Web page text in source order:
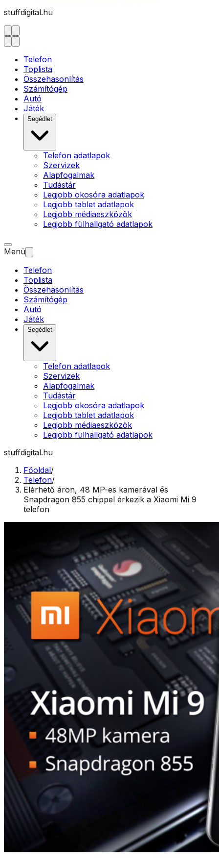
stuffdigital.hu
Telefon
Toplista
Összehasonlítás
Számítógép
Autó
Játék
Segédlet
Telefon adatlapok
Szervizek
Alapfogalmak
Tudástár
Legjobb okosóra adatlapok
Legjobb tablet adatlapok
Legjobb médiaeszközök
Legjobb fülhallgató adatlapok
Menü
Telefon
Toplista
Összehasonlítás
Számítógép
Autó
Játék
Segédlet
Telefon adatlapok
Szervizek
Alapfogalmak
Tudástár
Legjobb okosóra adatlapok
Legjobb tablet adatlapok
Legjobb médiaeszközök
Legjobb fülhallgató adatlapok
stuffdigital.hu
Főoldal/
Telefon/
Elérhető áron, 48 MP-es kamerával és
Snapdragon 855 chippel érkezik a Xiaomi Mi 9
telefon